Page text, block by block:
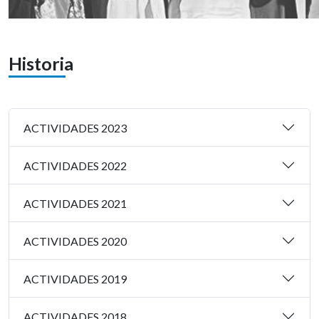
Historia
ACTIVIDADES 2023
ACTIVIDADES 2022
ACTIVIDADES 2021
ACTIVIDADES 2020
ACTIVIDADES 2019
ACTIVIDADES 2018